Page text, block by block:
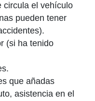
circula el vehículo
pueden tener
(si ha tenido
que añadas
asistencia en el